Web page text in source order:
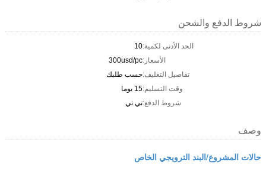
شروط الدفع والشحن
الحد الأدنى لكمية:10
الأسعار:300usd/pc
تفاصيل التغليف:حسب طلبك
وقت التسليم:15 يوما
شروط الدفع:تي تي
وصف
حالات المشروع/البند الترويجي الخاص